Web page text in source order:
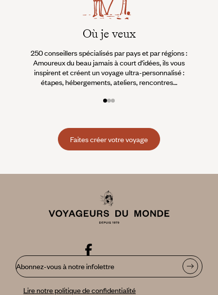
Où je veux
250 conseillers spécialisés par pays et par régions :
Amoureux du beau jamais à court d’idées, ils vous
inspirent et créent un voyage ultra-personnalisé :
étapes, hébergements, ateliers, rencontres…
Faites créer votre voyage
Abonnez-vous à notre infolettre
Lire notre politique de confidentialité